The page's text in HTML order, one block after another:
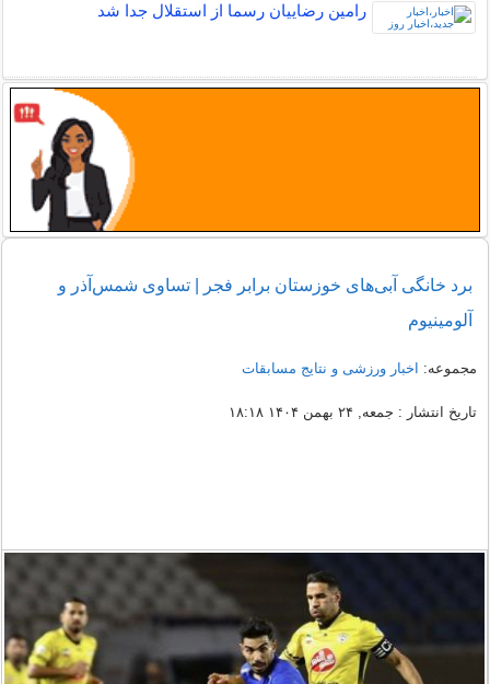
رامین رضاییان رسما از استقلال جدا شد
برد خانگی آبی‌های خوزستان برابر فجر | تساوی شمس‌آذر و
آلومینیوم
مجموعه: اخبار ورزشی و نتایج مسابقات
تاریخ انتشار : جمعه, ۲۴ بهمن ۱۴۰۴ ۱۸:۱۸